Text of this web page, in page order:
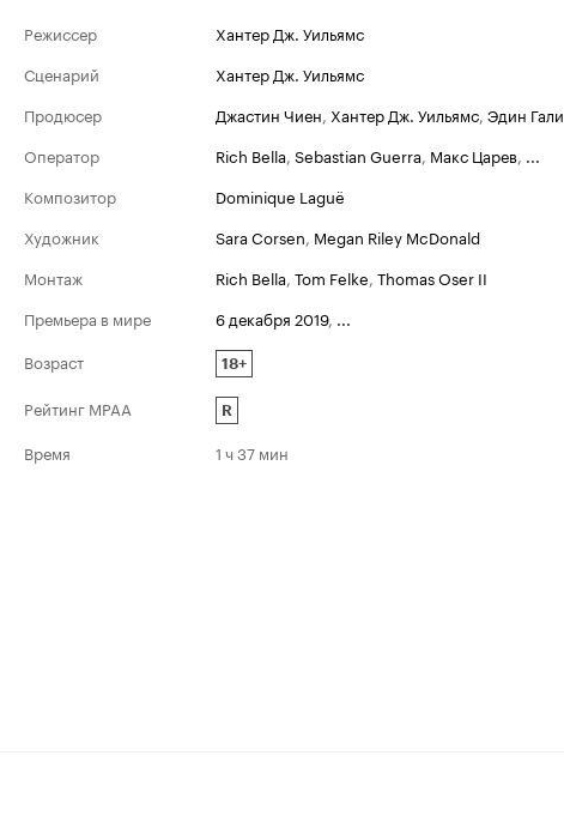
Режиссер
Хантер Дж. Уильямс
Сценарий
Хантер Дж. Уильямс
Продюсер
Джастин Чиен, Хантер Дж. Уильямс, Эдин Гали
Оператор
Rich Bella, Sebastian Guerra, Макс Царев, ...
Композитор
Dominique Laguë
Художник
Sara Corsen, Megan Riley McDonald
Монтаж
Rich Bella, Tom Felke, Thomas Oser II
Премьера в мире
6 декабря 2019, ...
Возраст
18+
Рейтинг MPAA R
Время 1 ч 37 мин